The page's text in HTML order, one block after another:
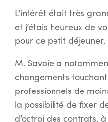
L’intérêt était très
et j’étais heureux de
pour ce petit déjeuner.
M. Savoie a
changements
professionnels de
la possibilité de fixer
d’octroi des contrats,